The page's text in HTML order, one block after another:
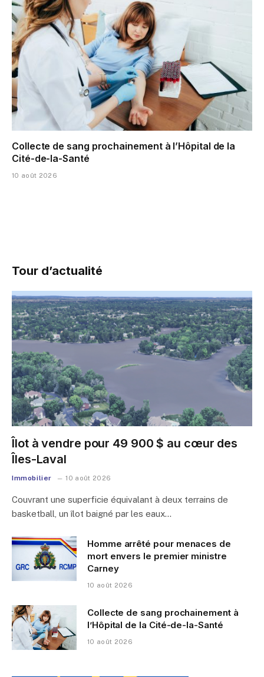
Collecte de sang prochainement à l’Hôpital de la
Cité-de-la-Santé
10 août 2026
Tour d’actualité
Îlot à vendre pour 49 900 $ au cœur des
Îles-Laval
Immobilier 10 août 2026
Couvrant une superficie équivalant à deux terrains de
basketball, un îlot baigné par les eaux…
Homme arrêté pour menaces de
mort envers le premier ministre
Carney
10 août 2026
Collecte de sang prochainement à
l’Hôpital de la Cité-de-la-Santé
10 août 2026